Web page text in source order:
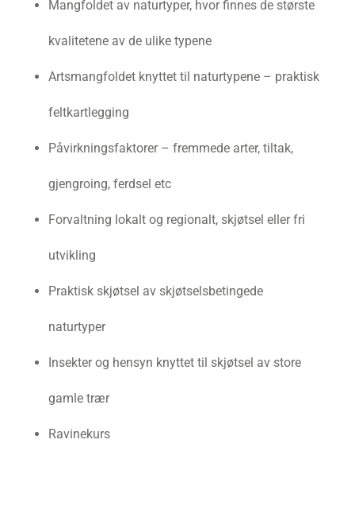
Mangfoldet av naturtyper, hvor finnes de største
kvalitetene av de ulike typene
Artsmangfoldet knyttet til naturtypene – praktisk
feltkartlegging
Påvirkningsfaktorer – fremmede arter, tiltak,
gjengroing, ferdsel etc
Forvaltning lokalt og regionalt, skjøtsel eller fri
utvikling
Praktisk skjøtsel av skjøtselsbetingede
naturtyper
Insekter og hensyn knyttet til skjøtsel av store
gamle trær
Ravinekurs